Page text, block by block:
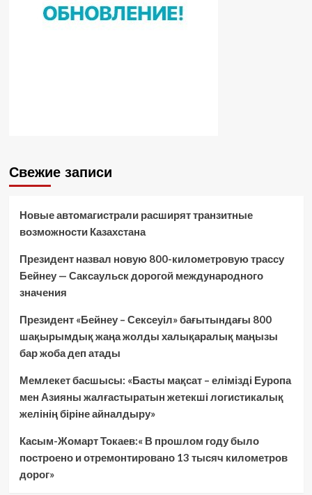
Свежие записи
Новые автомагистрали расширят транзитные
возможности Казахстана
Президент назвал новую 800-километровую трассу
Бейнеу — Саксаульск дорогой международного
значения
Президент «Бейнеу – Сексеуіл» бағытындағы 800
шақырымдық жаңа жолды халықаралық маңызы
бар жоба деп атады
Мемлекет басшысы: «Басты мақсат – елімізді Еуропа
мен Азияны жалғастыратын жетекші логистикалық
желінің біріне айналдыру»
Касым-Жомарт Токаев:« В прошлом году было
построено и отремонтировано 13 тысяч километров
дорог»